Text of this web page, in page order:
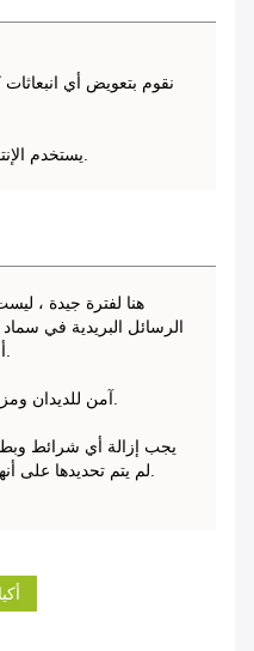
نقوم بتعويض أي انبعاثات
• يستخدم الإنتاج تقريبا.30٪ طاقة متجددة.
أسرع في منشأة سماد تجارية.
• آمن للديدان ومزارع الدود وصناديق بوكاشي.
لم يتم تحديدها على أنها قابلة للتسميد) قبل التسميد.